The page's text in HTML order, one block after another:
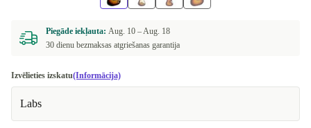
Piegāde iekļauta: Aug. 10 –Aug. 18
30 dienu bezmaksas atgriešanas garantija
Izvēlieties izskatu(Informācija)
Labs